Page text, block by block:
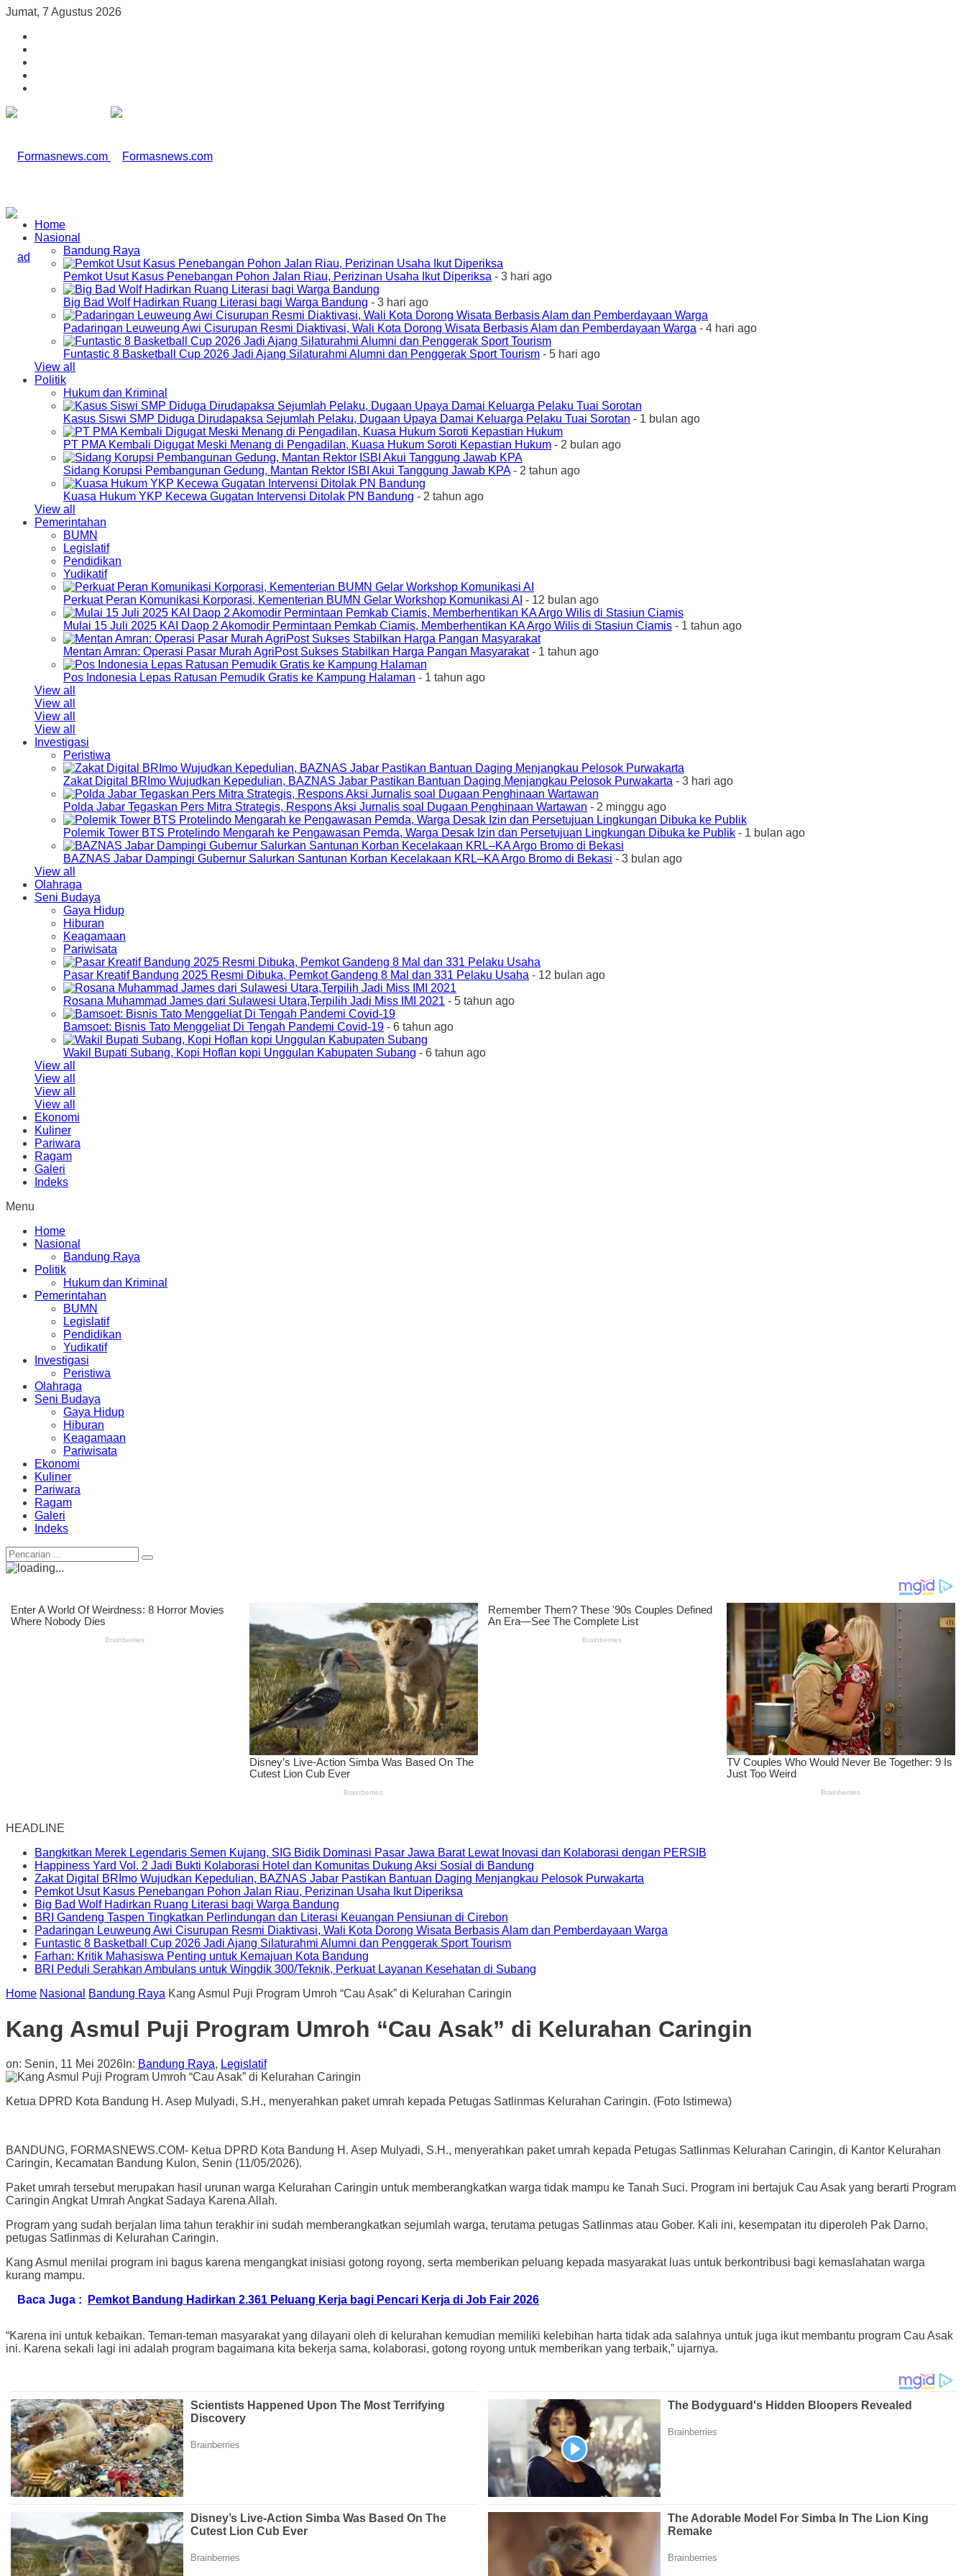
Jumat, 7 Agustus 2026
Home
Nasional
Bandung Raya
Pemkot Usut Kasus Penebangan Pohon Jalan Riau, Perizinan Usaha Ikut Diperiksa - 3 hari ago
Big Bad Wolf Hadirkan Ruang Literasi bagi Warga Bandung - 3 hari ago
Padaringan Leuweung Awi Cisurupan Resmi Diaktivasi, Wali Kota Dorong Wisata Berbasis Alam dan Pemberdayaan Warga - 4 hari ago
Funtastic 8 Basketball Cup 2026 Jadi Ajang Silaturahmi Alumni dan Penggerak Sport Tourism - 5 hari ago
View all
Politik
Hukum dan Kriminal
Kasus Siswi SMP Diduga Dirudapaksa Sejumlah Pelaku, Dugaan Upaya Damai Keluarga Pelaku Tuai Sorotan - 1 bulan ago
PT PMA Kembali Digugat Meski Menang di Pengadilan, Kuasa Hukum Soroti Kepastian Hukum - 2 bulan ago
Sidang Korupsi Pembangunan Gedung, Mantan Rektor ISBI Akui Tanggung Jawab KPA- 2 tahun ago
Kuasa Hukum YKP Kecewa Gugatan Intervensi Ditolak PN Bandung - 2 tahun ago
View all
Pemerintahan
BUMN
Legislatif
Pendidikan
Yudikatif
Perkuat Peran Komunikasi Korporasi, Kementerian BUMN Gelar Workshop Komunikasi AI - 12 bulan ago
Mulai 15 Juli 2025 KAI Daop 2 Akomodir Permintaan Pemkab Ciamis, Memberhentikan KA Argo Wilis di Stasiun Ciamis - 1 tahun ago
Mentan Amran: Operasi Pasar Murah AgriPost Sukses Stabilkan Harga Pangan Masyarakat- 1 tahun ago
Pos Indonesia Lepas Ratusan Pemudik Gratis ke Kampung Halaman - 1 tahun ago
View all
View all
View all
View all
Investigasi
Peristiwa
Zakat Digital BRImo Wujudkan Kepedulian, BAZNAS Jabar Pastikan Bantuan Daging Menjangkau Pelosok Purwakarta - 3 hari ago
Polda Jabar Tegaskan Pers Mitra Strategis, Respons Aksi Jurnalis soal Dugaan Penghinaan Wartawan - 2 minggu ago
Polemik Tower BTS Protelindo Mengarah ke Pengawasan Pemda, Warga Desak Izin dan Persetujuan Lingkungan Dibuka ke Publik - 1 bulan ago
BAZNAS Jabar Dampingi Gubernur Salurkan Santunan Korban Kecelakaan KRL–KA Argo Bromo di Bekasi - 3 bulan ago
View all
Olahraga
Seni Budaya
Gaya Hidup
Hiburan
Keagamaan
Pariwisata
Pasar Kreatif Bandung 2025 Resmi Dibuka, Pemkot Gandeng 8 Mal dan 331 Pelaku Usaha - 12 bulan ago
Rosana Muhammad James dari Sulawesi Utara,Terpilih Jadi Miss IMI 2021 - 5 tahun ago
Bamsoet: Bisnis Tato Menggeliat Di Tengah Pandemi Covid-19 - 6 tahun ago
Wakil Bupati Subang, Kopi Hoflan kopi Unggulan Kabupaten Subang - 6 tahun ago
View all
View all
View all
View all
Ekonomi
Kuliner
Pariwara
Ragam
Galeri
Indeks
Menu
Home
Nasional
Bandung Raya
Politik
Hukum dan Kriminal
Pemerintahan
BUMN
Legislatif
Pendidikan
Yudikatif
Investigasi
Peristiwa
Olahraga
Seni Budaya
Gaya Hidup
Hiburan
Keagamaan
Pariwisata
Ekonomi
Kuliner
Pariwara
Ragam
Galeri
Indeks
HEADLINE
Bangkitkan Merek Legendaris Semen Kujang, SIG Bidik Dominasi Pasar Jawa Barat Lewat Inovasi dan Kolaborasi dengan PERSIB
Happiness Yard Vol. 2 Jadi Bukti Kolaborasi Hotel dan Komunitas Dukung Aksi Sosial di Bandung
Zakat Digital BRImo Wujudkan Kepedulian, BAZNAS Jabar Pastikan Bantuan Daging Menjangkau Pelosok Purwakarta
Pemkot Usut Kasus Penebangan Pohon Jalan Riau, Perizinan Usaha Ikut Diperiksa
Big Bad Wolf Hadirkan Ruang Literasi bagi Warga Bandung
BRI Gandeng Taspen Tingkatkan Perlindungan dan Literasi Keuangan Pensiunan di Cirebon
Padaringan Leuweung Awi Cisurupan Resmi Diaktivasi, Wali Kota Dorong Wisata Berbasis Alam dan Pemberdayaan Warga
Funtastic 8 Basketball Cup 2026 Jadi Ajang Silaturahmi Alumni dan Penggerak Sport Tourism
Farhan: Kritik Mahasiswa Penting untuk Kemajuan Kota Bandung
BRI Peduli Serahkan Ambulans untuk Wingdik 300/Teknik, Perkuat Layanan Kesehatan di Subang
Home Nasional Bandung Raya Kang Asmul Puji Program Umroh “Cau Asak” di Kelurahan Caringin
Kang Asmul Puji Program Umroh “Cau Asak” di Kelurahan Caringin
on: Senin, 11 Mei 2026 In: Bandung Raya, Legislatif
Ketua DPRD Kota Bandung H. Asep Mulyadi, S.H., menyerahkan paket umrah kepada Petugas Satlinmas Kelurahan Caringin. (Foto Istimewa)
BANDUNG, FORMASNEWS.COM- Ketua DPRD Kota Bandung H. Asep Mulyadi, S.H., menyerahkan paket umrah kepada Petugas Satlinmas Kelurahan Caringin, di Kantor Kelurahan
Caringin, Kecamatan Bandung Kulon, Senin (11/05/2026).
Paket umrah tersebut merupakan hasil urunan warga Kelurahan Caringin untuk memberangkatkan warga tidak mampu ke Tanah Suci. Program ini bertajuk Cau Asak yang berarti Program
Caringin Angkat Umrah Angkat Sadaya Karena Allah.
Program yang sudah berjalan lima tahun terakhir ini sudah memberangkatkan sejumlah warga, terutama petugas Satlinmas atau Gober. Kali ini, kesempatan itu diperoleh Pak Darno,
petugas Satlinmas di Kelurahan Caringin.
Kang Asmul menilai program ini bagus karena mengangkat inisiasi gotong royong, serta memberikan peluang kepada masyarakat luas untuk berkontribusi bagi kemaslahatan warga
kurang mampu.
Baca Juga :
Pemkot Bandung Hadirkan 2.361 Peluang Kerja bagi Pencari Kerja di Job Fair 2026
“Karena ini untuk kebaikan. Teman-teman masyarakat yang dilayani oleh di kelurahan kemudian memiliki kelebihan harta tidak ada salahnya untuk juga ikut membantu program Cau Asak
ini. Karena sekali lagi ini adalah program bagaimana kita bekerja sama, kolaborasi, gotong royong untuk memberikan yang terbaik,” ujarnya.